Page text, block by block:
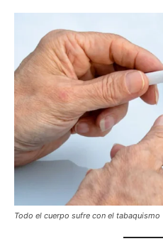
Todo el cuerpo sufre con el tabaquismo